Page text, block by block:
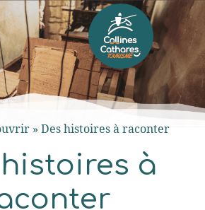
» Des histoires à raconter
à